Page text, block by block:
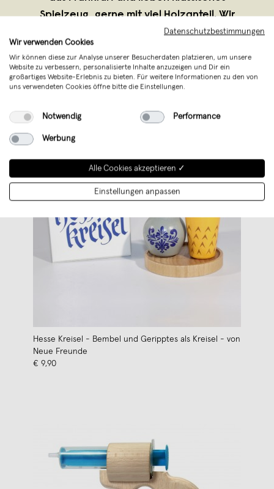
Spielzeug, gerne mit viel Holzanteil. Wir
versuchen dabei immer eine freche Idee
Hesse Kreisel - Bembel und Geripptes als Kreisel - von
Neue Freunde
€ 9,90
Datenschutzbestimmungen
Wir verwenden Cookies
Wir können diese zur Analyse unserer Besucherdaten platzieren, um unsere
Website zu verbessern, personalisierte Inhalte anzuzeigen und Dir ein
großartiges Website-Erlebnis zu bieten. Für weitere Informationen zu den von
uns verwendeten Cookies öffne bitte die Einstellungen.
Notwendig Performance
Werbung
Alle Cookies akzeptieren ✓
Einstellungen anpassen